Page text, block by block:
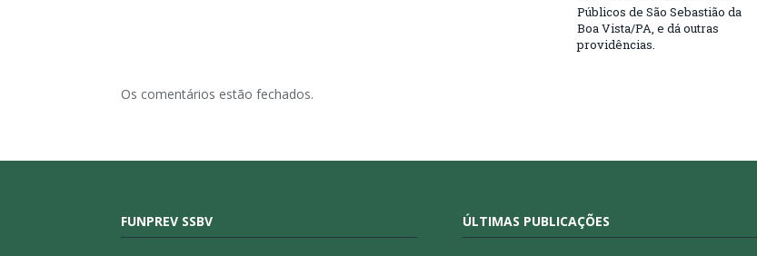
Públicos de São Sebastião da
Boa Vista/PA, e dá outras
providências.
Os comentários estão fechados.
FUNPREV SSBV ÚLTIMAS PUBLICAÇÕES